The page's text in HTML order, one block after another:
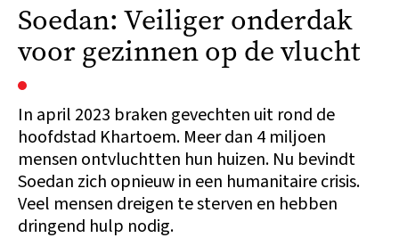
Soedan: Veiliger onderdak
voor gezinnen op de vlucht
In april 2023 braken gevechten uit rond de
hoofdstad Khartoem. Meer dan 4 miljoen
mensen ontvluchtten hun huizen. Nu bevindt
Soedan zich opnieuw in een humanitaire crisis.
Veel mensen dreigen te sterven en hebben
dringend hulp nodig.